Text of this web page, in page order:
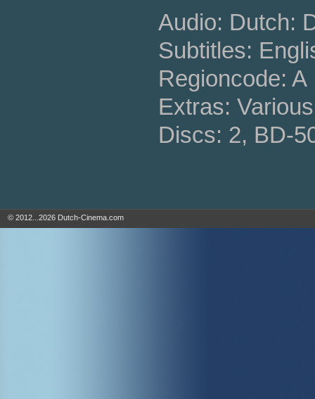
Audio: Dutch:
Subtitles:
Regioncode: A
Extras:
Discs: 2, BD-
© 2012...2026 Dutch-Cinema.com